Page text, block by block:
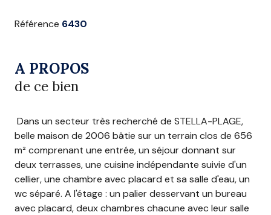
Référence 6430
A PROPOS
de ce bien
Dans un secteur très recherché de STELLA-PLAGE,
belle maison de 2006 bâtie sur un terrain clos de 656
m² comprenant une entrée, un séjour donnant sur
deux terrasses, une cuisine indépendante suivie d'un
cellier, une chambre avec placard et sa salle d'eau, un
wc séparé. A l'étage : un palier desservant un bureau
avec placard, deux chambres chacune avec leur salle